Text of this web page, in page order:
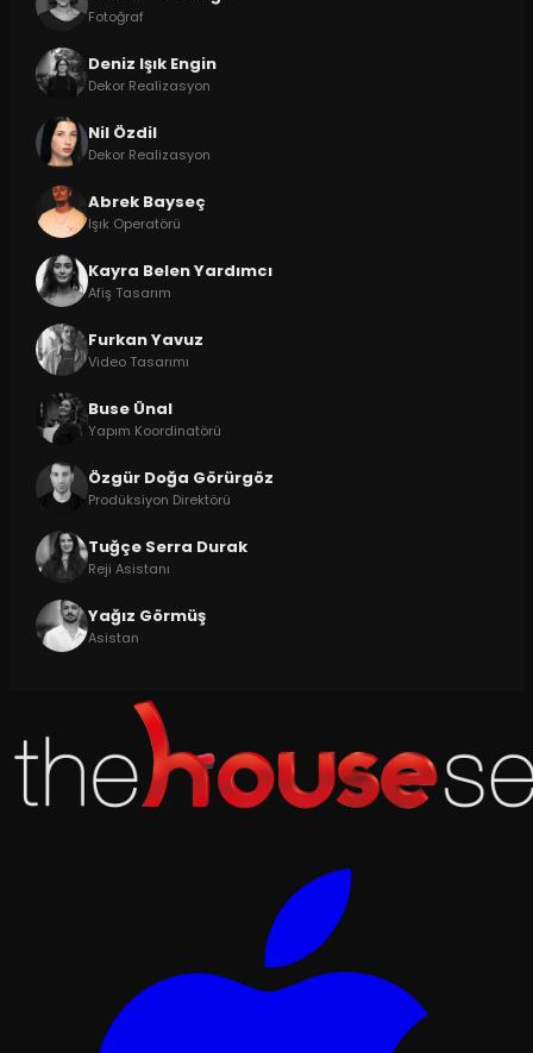
Fotoğraf
Deniz Işık Engin
Dekor Realizasyon
Nil Özdil
Dekor Realizasyon
Abrek Bayseç
Işık Operatörü
Kayra Belen Yardımcı
Afiş Tasarım
Furkan Yavuz
Video Tasarımı
Buse Ünal
Yapım Koordinatörü
Özgür Doğa Görürgöz
Prodüksiyon Direktörü
Tuğçe Serra Durak
Reji Asistanı
Yağız Görmüş
Asistan